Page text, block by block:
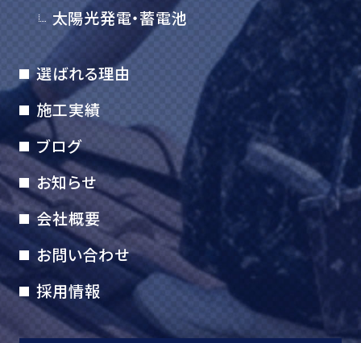
太陽光発電・蓄電池
選ばれる理由
施工実績
ブログ
お知らせ
会社概要
お問い合わせ
採用情報